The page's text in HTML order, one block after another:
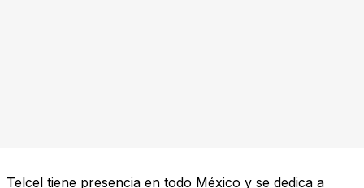
Telcel tiene presencia en todo México y se dedica a